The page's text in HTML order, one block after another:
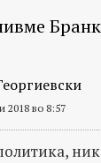
2018 во 8:57